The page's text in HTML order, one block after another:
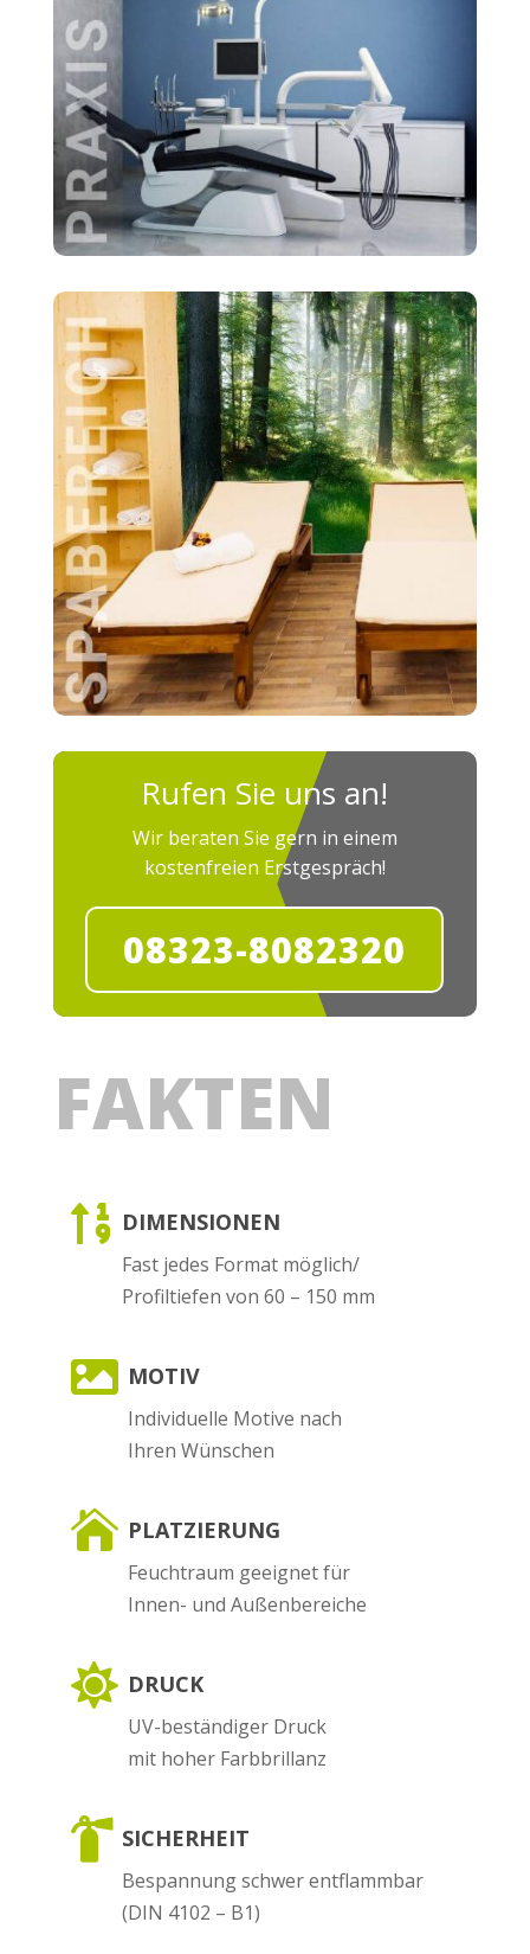
Rufen Sie uns an!
Wir beraten Sie gern in einem
kostenfreien Erstgespräch!
08323-8082320
FAKTEN
 DIMENSIONEN
Fast jedes Format möglich/
Profiltiefen von 60 – 150 mm
 MOTIV
Individuelle Motive nach
Ihren Wünschen
 PLATZIERUNG
Feuchtraum geeignet für
Innen- und Außenbereiche
 DRUCK
UV-beständiger Druck
mit hoher Farbbrillanz
 SICHERHEIT
Bespannung schwer entflammbar
(DIN 4102 – B1)